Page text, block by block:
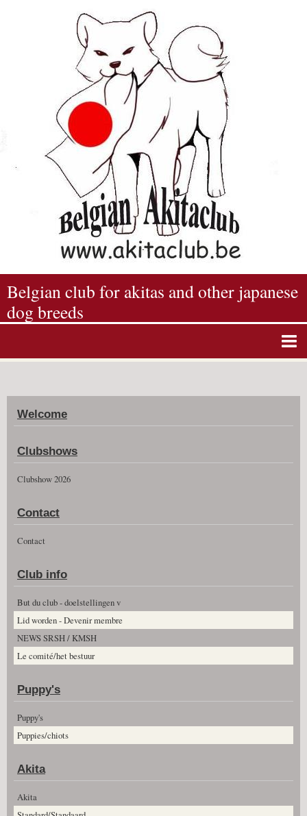
Belgian club for akitas and other japanese
dog breeds
Album photos
Agenda
Guestbook
News
Clubshow 2026
Welcome
Clubshows
Clubshow 2026
Contact
Contact
Club info
But du club - doelstellingen v
Lid worden - Devenir membre
NEWS SRSH / KMSH
Le comité/het bestuur
Puppy's
Puppy's
Puppies/chiots
Akita
Akita